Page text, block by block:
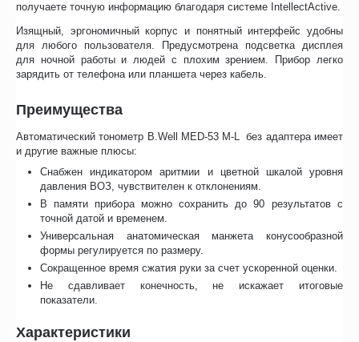
получаете точную информацию благодаря системе IntellectActive.
Изящный, эргономичный корпус и понятный интерфейс удобны
для любого пользователя. Предусмотрена подсветка дисплея
для ночной работы и людей с плохим зрением. Прибор легко
зарядить от телефона или планшета через кабель.
Преимущества
Автоматический тонометр B.Well MED-53 M-L без адаптера имеет
и другие важные плюсы:
Снабжен индикатором аритмии и цветной шкалой уровня
давления ВОЗ, чувствителен к отклонениям.
В памяти прибора можно сохранить до 90 результатов с
точной датой и временем.
Универсальная анатомическая манжета конусообразной
формы регулируется по размеру.
Сокращенное время сжатия руки за счет ускоренной оценки.
Не сдавливает конечность, не искажает итоговые
показатели.
Характеристики